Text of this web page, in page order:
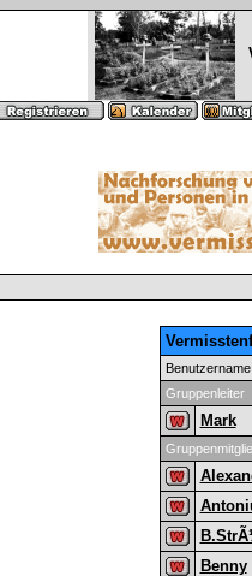
Benutzername
Gruppenleiter
Mark
Benny